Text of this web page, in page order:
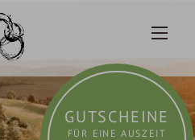
GUTSCHEINE
FÜR EINE AUSZEIT